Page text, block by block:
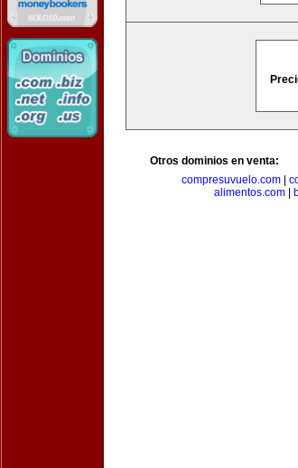
Otros dominios en venta:
compresuvuelo.com
alimentos.com